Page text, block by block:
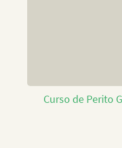
Curso de Perito